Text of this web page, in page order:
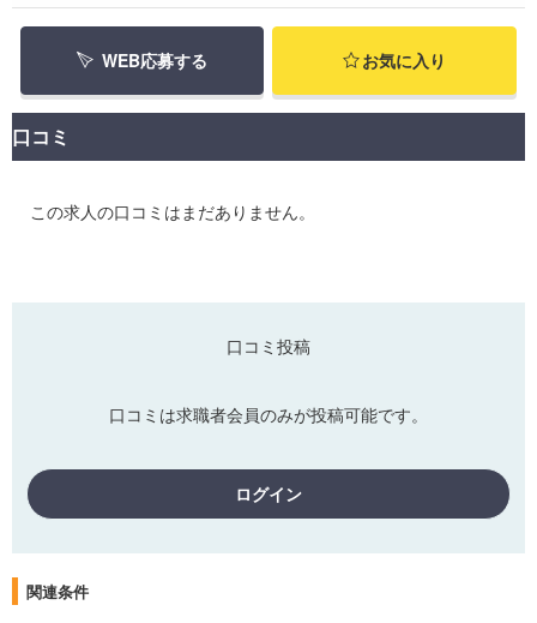
WEB応募する お気に入り
口コミ
この求人の口コミはまだありません。
口コミ投稿
口コミは求職者会員のみが投稿可能です。
ログイン
関連条件